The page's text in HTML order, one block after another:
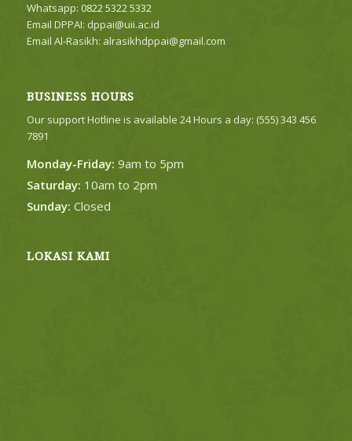
Whatsapp: 0822 5322 5332
Email DPPAI: dppai@uii.ac.id
Email Al-Rasikh: alrasikhdppai@gmail.com
BUSINESS HOURS
Our support Hotline is available 24 Hours a day: (555) 343 456
7891
Monday-Friday: 9am to 5pm
Saturday: 10am to 2pm
Sunday: Closed
LOKASI KAMI